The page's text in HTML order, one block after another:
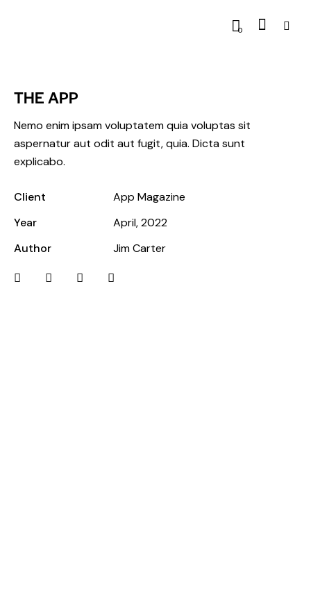
0
THE APP
Nemo enim ipsam voluptatem quia voluptas sit
aspernatur aut odit aut fugit, quia. Dicta sunt
explicabo.
Client
App Magazine
Year
April, 2022
Author
Jim Carter